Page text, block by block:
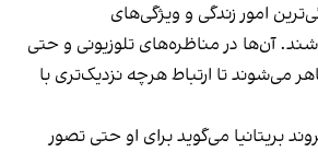
امور زندگی و ویژگی‌های
آن‌ها در مناظره‌های تلوزیونی و حتی
می‌شوند تا ارتباط هرچه نزدیک‌تری با
بریتانیا می‌گوید برای او حتی تصور